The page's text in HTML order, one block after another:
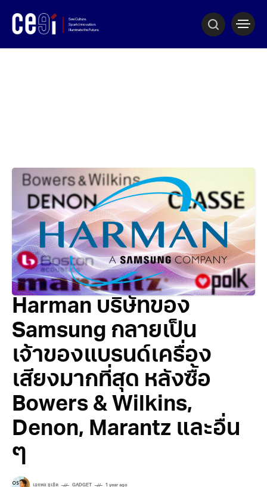
Harman บริษัทของ
Samsung กลายเป็น
เจ้าของแบรนด์เครื่อง
เสียงมากที่สุด หลังซื้อ
Bowers & Wilkins,
Denon, Marantz และอื่น
ๆ
เอกพล ชูเชิด GADGET 1 year ago